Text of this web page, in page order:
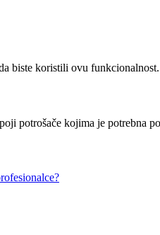
biste koristili ovu funkcionalnost.
potrošače kojima je potrebna